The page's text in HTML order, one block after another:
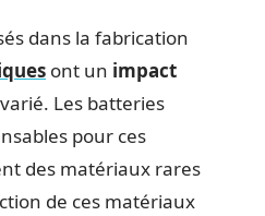
dans la fabrication
ont un impact
varié. Les batteries
pour ces
des matériaux rares
de ces matériaux